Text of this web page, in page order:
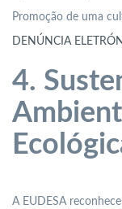
Promoção de uma
DENÚNCIA
4.
A EUDESA